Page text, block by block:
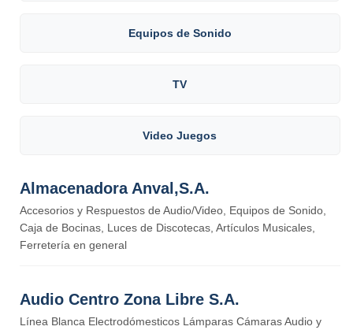
Equipos de Sonido
TV
Video Juegos
Almacenadora Anval,S.A.
Accesorios y Respuestos de Audio/Video, Equipos de Sonido,
Caja de Bocinas, Luces de Discotecas, Artículos Musicales,
Ferretería en general
Audio Centro Zona Libre S.A.
Línea Blanca Electrodómesticos Lámparas Cámaras Audio y